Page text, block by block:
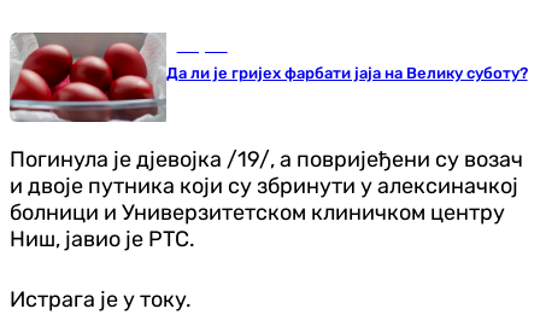
Да ли је гријех фарбати јаја на Велику суботу?
Погинула је дјевојка /19/, а повријеђени су возач
и двоје путника који су збринути у алексиначкој
болници и Универзитетском клиничком центру
Ниш, јавио је РТС.
Истрага је у току.